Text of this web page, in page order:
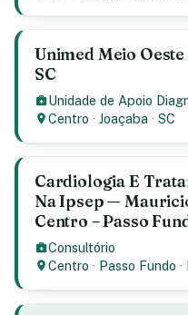
Unimed Meio Oeste
SC
Unidade de Apoio
Centro ·Joaçaba ·SC
Cardiologia E
Na Ipsep —
Centro – Passo
Consultório
Centro · Passo Fundo ·